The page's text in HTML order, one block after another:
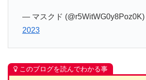
— マスクド (@r5WitWG0y8Poz0K)
2023
このブログを読んでわかる事